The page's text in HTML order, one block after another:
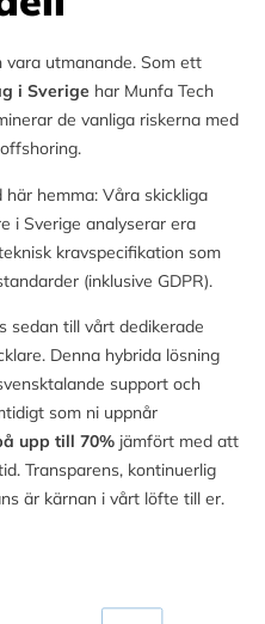
utmanande. Som ett
i Sverige har Munfa Tech
de vanliga riskerna med
hemma: Våra skickliga
i Sverige analyserar era
kravspecifikation som
(inklusive GDPR).
sedan till vårt dedikerade
Denna hybrida lösning
support och
som ni uppnår
upp till 70%jämfört med att
Transparens, kontinuerlig
är kärnan i vårt löfte till er.